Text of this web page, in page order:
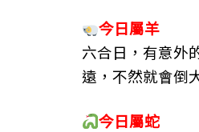
今日屬羊
六合日，有意外
遠，不然就會倒
今日屬蛇